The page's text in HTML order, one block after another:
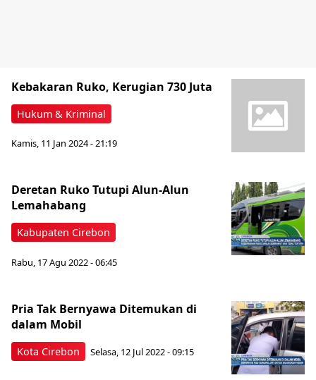
Hukum & Kriminal
Kebakaran Ruko, Kerugian 730 Juta
Kamis, 11 Jan 2024 - 21:19
Kabupaten Cirebon
Deretan Ruko Tutupi Alun-Alun
Lemahabang
Rabu, 17 Agu 2022 - 06:45
Kota Cirebon
Pria Tak Bernyawa Ditemukan di
dalam Mobil
Selasa, 12 Jul 2022 - 09:15